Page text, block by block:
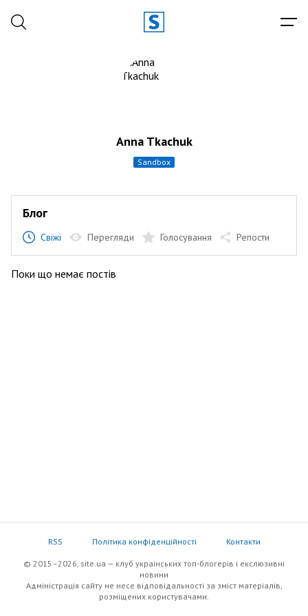
Anna Tkachuk
sandbox
Блог
Свіжі Перегляди Голосування Репости
Поки що немає постів
RSS Політика конфіденційності Контакти
© 2015–2026, site.ua — клуб українських топ-блогерів i екслюзивнi
новини
Адміністрація сайту не несе відповідальності за зміст матеріалів,
розміщених користувачами.